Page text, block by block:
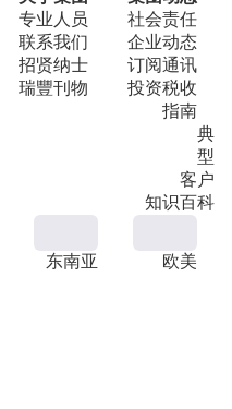
专业人员
联系我们
招贤纳士
瑞豐刊物
社会责任
企业动态
订阅通讯
投资税收
指南
典
型
客户
知识百科
东南亚 欧美